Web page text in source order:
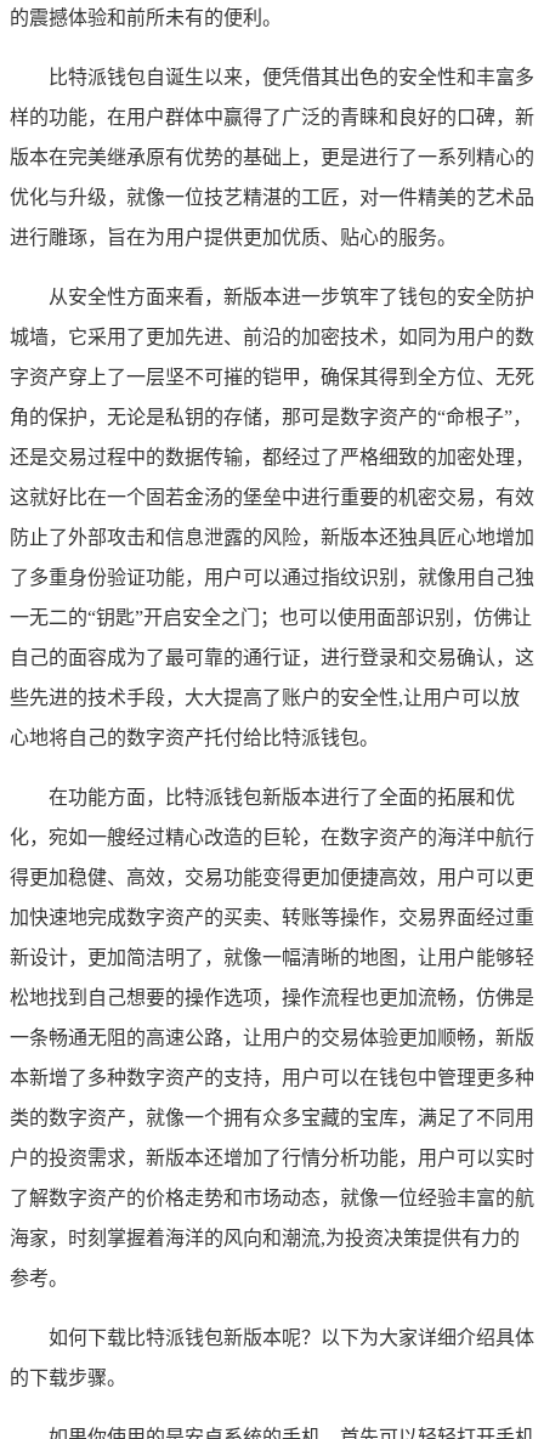
的震撼体验和前所未有的便利。
比特派钱包自诞生以来，便凭借其出色的安全性和丰富多
样的功能，在用户群体中赢得了广泛的青睐和良好的口碑，新
版本在完美继承原有优势的基础上，更是进行了一系列精心的
优化与升级，就像一位技艺精湛的工匠，对一件精美的艺术品
进行雕琢，旨在为用户提供更加优质、贴心的服务。
从安全性方面来看，新版本进一步筑牢了钱包的安全防护
城墙，它采用了更加先进、前沿的加密技术，如同为用户的数
字资产穿上了一层坚不可摧的铠甲，确保其得到全方位、无死
角的保护，无论是私钥的存储，那可是数字资产的“命根子”，
还是交易过程中的数据传输，都经过了严格细致的加密处理，
这就好比在一个固若金汤的堡垒中进行重要的机密交易，有效
防止了外部攻击和信息泄露的风险，新版本还独具匠心地增加
了多重身份验证功能，用户可以通过指纹识别，就像用自己独
一无二的“钥匙”开启安全之门；也可以使用面部识别，仿佛让
自己的面容成为了最可靠的通行证，进行登录和交易确认，这
些先进的技术手段，大大提高了账户的安全性,让用户可以放
心地将自己的数字资产托付给比特派钱包。
在功能方面，比特派钱包新版本进行了全面的拓展和优
化，宛如一艘经过精心改造的巨轮，在数字资产的海洋中航行
得更加稳健、高效，交易功能变得更加便捷高效，用户可以更
加快速地完成数字资产的买卖、转账等操作，交易界面经过重
新设计，更加简洁明了，就像一幅清晰的地图，让用户能够轻
松地找到自己想要的操作选项，操作流程也更加流畅，仿佛是
一条畅通无阻的高速公路，让用户的交易体验更加顺畅，新版
本新增了多种数字资产的支持，用户可以在钱包中管理更多种
类的数字资产，就像一个拥有众多宝藏的宝库，满足了不同用
户的投资需求，新版本还增加了行情分析功能，用户可以实时
了解数字资产的价格走势和市场动态，就像一位经验丰富的航
海家，时刻掌握着海洋的风向和潮流,为投资决策提供有力的
参考。
如何下载比特派钱包新版本呢？以下为大家详细介绍具体
的下载步骤。